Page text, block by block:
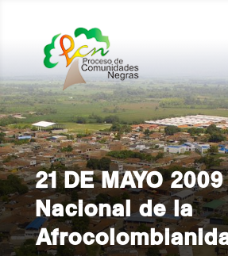
21 DE MAYO
Nacional de la